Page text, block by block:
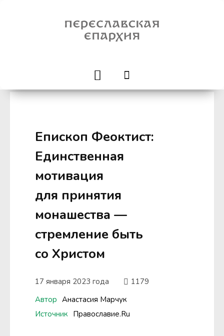
Епископ Феоктист:
Единственная
мотивация
для принятия
монашества —
стремление быть
со Христом
17 января 2023 года
1179
Автор Анастасия Марчук
Источник Православие.Ru